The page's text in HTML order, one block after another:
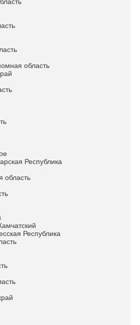
область
Республика
область
Республика